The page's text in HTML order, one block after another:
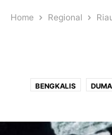
Home Regional
BENGKALIS